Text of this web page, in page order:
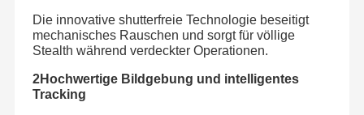
Die innovative shutterfreie Technologie beseitigt
mechanisches Rauschen und sorgt für völlige
Stealth während verdeckter Operationen.
2Hochwertige Bildgebung und intelligentes
Tracking